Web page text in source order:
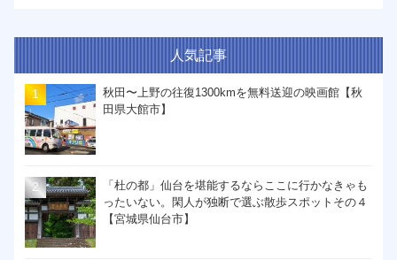
人気記事
秋田〜上野の往復1300kmを無料送迎の映画館【秋
田県大館市】
「杜の都」仙台を堪能するならここに行かなきゃも
ったいない。閑人が独断で選ぶ散歩スポットその４
【宮城県仙台市】